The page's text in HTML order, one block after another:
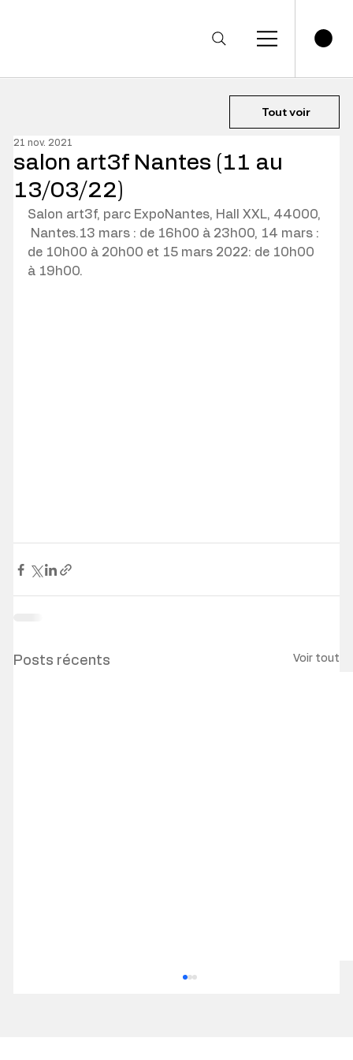
Tout voir
salon art3f Nantes (11 au
13/03/22)
21 nov. 2021
Salon art3f, parc ExpoNantes, Hall XXL, 44000,
Nantes.13 mars : de 16h00 à 23h00, 14 mars :
de 10h00 à 20h00 et 15 mars 2022: de 10h00
à 19h00.
Posts récents Voir tout